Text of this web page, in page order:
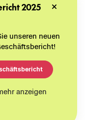
2025
unseren neuen
anzeigen